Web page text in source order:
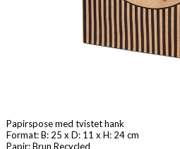
Papirspose med tvistet hank
Format: B: 25 x D: 11 x H: 24 cm
Papir: Brun Recycled